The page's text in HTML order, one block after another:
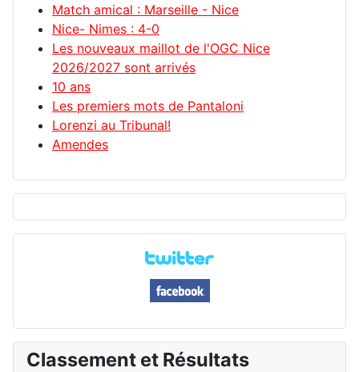
Match amical : Marseille - Nice
Nice- Nimes : 4-0
Les nouveaux maillot de l'OGC Nice
2026/2027 sont arrivés
10 ans
Les premiers mots de Pantaloni
Lorenzi au Tribunal!
Amendes
Classement et Résultats